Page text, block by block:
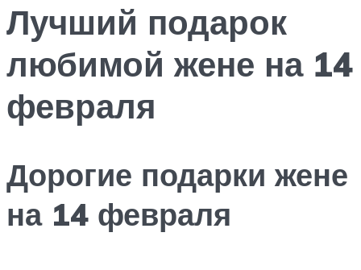
Лучший подарок
любимой жене на 14
февраля
Дорогие подарки жене
на 14 февраля